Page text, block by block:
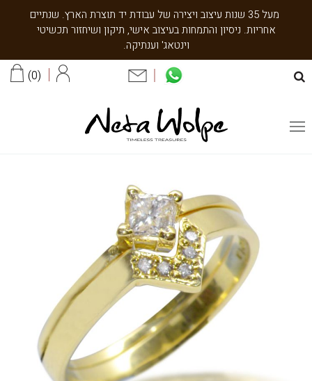
מעל 35 שנות עיצוב ויצירה של עבודת יד תוצרת הארץ. שנתיים
אחריות. ניסיון והתמחות בעיצוב אישי, תיקון ושיחזור תכשיטי
וינטאג' וענתיקה.
0